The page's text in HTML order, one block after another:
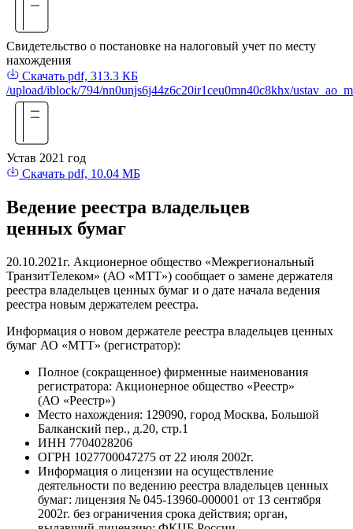
Свидетельство о постановке на налоговый учет по месту
нахождения
Скачать pdf, 313.3 КБ
/upload/iblock/794/nn0unjs6j44z6c20ir1ceu0mn40c8khx/
Устав 2021 год
Скачать pdf, 10.04 МБ
Ведение реестра владельцев
ценных бумаг
20.10.2021г. Акционерное общество «Межрегиональный
ТранзитТелеком» (АО «МТТ») сообщает о замене держателя
реестра владельцев ценных бумаг и о дате начала ведения
реестра новым держателем реестра.
Информация о новом держателе реестра владельцев ценных
бумаг АО «МТТ» (регистратор):
Полное (сокращенное) фирменные наименования
регистратора: Акционерное общество «Реестр»
(АО «Реестр»)
Место нахождения: 129090, город Москва, Большой
Балканский пер., д.20, стр.1
ИНН 7704028206
ОГРН 1027700047275 от 22 июля 2002г.
Информация о лицензии на осуществление
деятельности по ведению реестра владельцев ценных
бумаг: лицензия № 045-13960-000001 от 13 сентября
2002г. без ограничения срока действия; орган,